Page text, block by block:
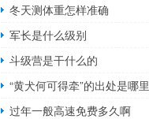
冬天测体重怎样准确
军长是什么级别
斗级营是干什么的
“黄犬何可得牵”的出处是哪里
过年一般高速免费多久啊